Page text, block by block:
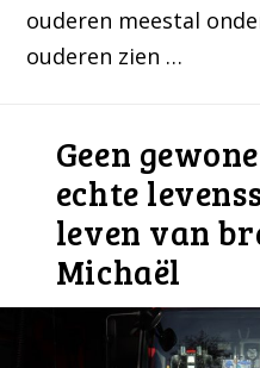
ouderen meestal
ouderen zien …
Geen
echte
leven van
Michaël